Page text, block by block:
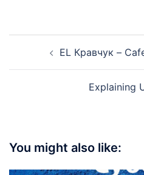
navigationEL Кравчук –
Explaining
You might also like: